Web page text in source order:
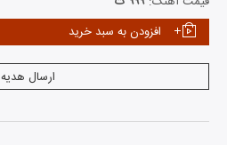
افزودن به سبد خرید
ارسال هدیه